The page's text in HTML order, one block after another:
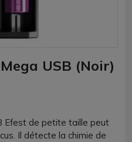
USB (Noir)
Efest de petite taille peut
Il détecte la chimie de